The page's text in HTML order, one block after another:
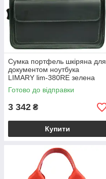
Сумка портфель шкіряна для
документом ноутбука
LIMARY lim-380RE зелена
Готово до відправки
3 342 ₴
Купити